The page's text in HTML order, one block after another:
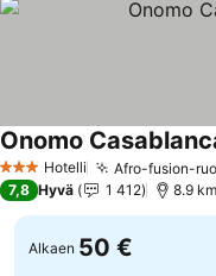
3 Tähtiluokitus
Hotelli Afro-fusion-
Onomo
7,8 Hyvä 1 412 8.9
Alkaen 50 €